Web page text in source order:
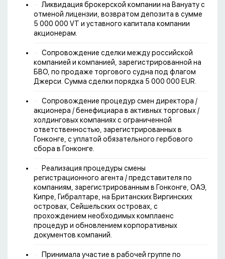
Ликвидация брокерской компании на Вануату с
отменой лицензии, возвратом депозита в сумме
5 000 000 VT и уставного капитала компании
акционерам.
Сопровождение сделки между российской
компанией и компанией, зарегистрированной на
БВО, по продаже торгового судна под флагом
Джерси. Сумма сделки порядка 5 000 000 EUR.
Сопровождение процедур смен директора /
акционера / бенефициара в активных торговых /
холдинговых компаниях с ограниченной
ответственностью, зарегистрированных в
Гонконге, с уплатой обязательного гербового
сбора в Гонконге.
Реализация процедуры смены
регистрационного агента / представителя по
компаниям, зарегистрированным в Гонконге, ОАЭ,
Кипре, Гибралтаре, на Британских Виргинских
островах, Сейшельских островах, с
прохождением необходимых комплаенс
процедур и обновлением корпоративных
документов компаний.
Принимала участие в рабочей группе по